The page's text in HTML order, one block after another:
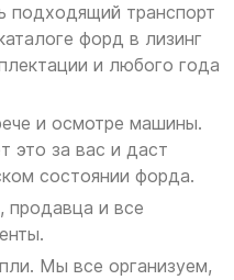
подходящий транспорт
форд в лизинг
и любого года
и осмотре машины.
это за вас и даст
состоянии форда.
продавца и все
Мы все организуем,